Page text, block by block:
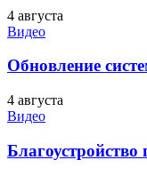
4 августа
Видео
Обновление
4 августа
Видео